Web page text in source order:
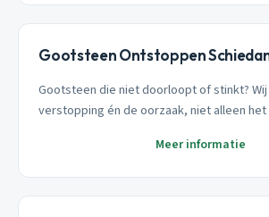
Gootsteen Ontstoppen
Gootsteen die niet doorloopt of stinkt?
verstopping én de oorzaak, niet alleen
Meer informatie